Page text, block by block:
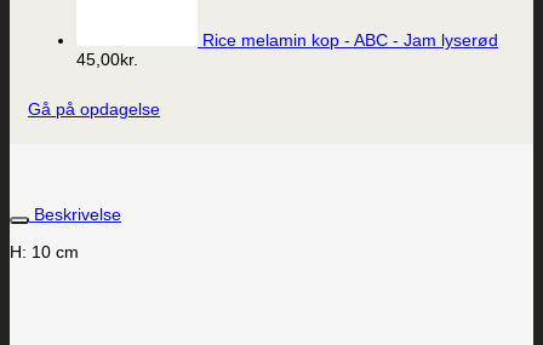
Rice melamin kop - ABC - Jam lyserød
45,00kr.
Gå på opdagelse
Beskrivelse
H: 10 cm